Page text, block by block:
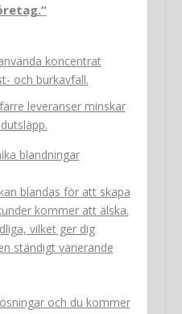
koncentrat
och burkavfall.
leveranser minskar
blandningar
blandas för att skapa
kommer att älska.
vilket ger dig
ständigt varierande
och du kommer